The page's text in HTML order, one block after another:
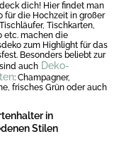
dich! Hier findet man
für die Hochzeit in großer
Tischkarten,
etc. machen die
zum Highlight für das
Besonders beliebt zur
auch Deko-
: Champagner,
frisches Grün oder auch
in
Stilen